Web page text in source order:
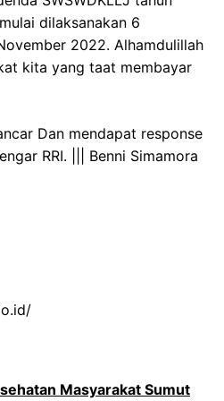
dilaksanakan 6
2022. Alhamdulillah
kita yang taat membayar
Dan mendapat response
RRI. ||| Benni Simamora
Masyarakat Sumut